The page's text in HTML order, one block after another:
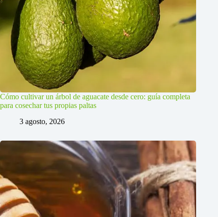
Cómo cultivar un árbol de aguacate desde cero: guía completa
para cosechar tus propias paltas
3 agosto, 2026